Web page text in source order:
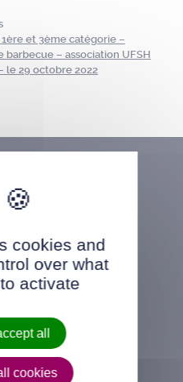
et 3ème catégorie –
– association UFSH
le 29 octobre 2022
cookies and
over what
activate
all
cookies